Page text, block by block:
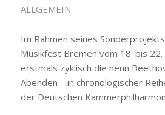
ALLGEMEIN
Im Rahmen seines
Musikfest Bremen vom 18. bis
erstmals zyklisch die neun
Abenden – in chronologischer
der Deutschen